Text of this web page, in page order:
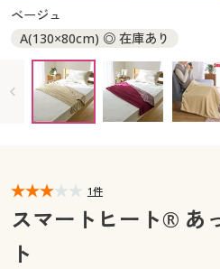
大きいサイズ 事務・制服
カタログ・チラシからのご注
デジタルカタログ
カタログ無料プレゼント
マイページ
閲覧履歴
カタログ無料プレゼント
会員メニュー
閲覧履歴
お気に入り
ベージュ
A(130×80cm) ◎ 在庫あり
1件
スマートヒート® あ
ト